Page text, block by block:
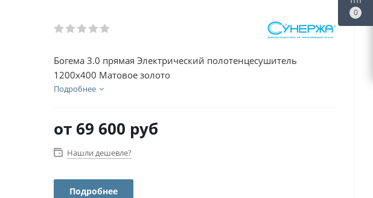
Богема 3.0 прямая Электрический полотенцесушитель
1200х400 Матовое золото
Подробнее
от 69 600 руб
Нашли дешевле?
Подробнее
0